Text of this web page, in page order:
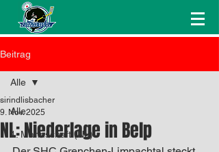
Beitrag
Alle
1. Mannschaft (NL)
Alle
NL: Niederlage in Belp
sirindlisbacher
9. Nov. 2025